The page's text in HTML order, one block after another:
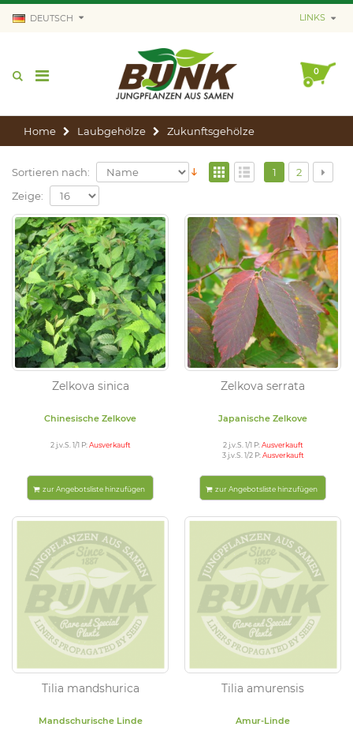
DEUTSCH LINKS
0
Home Laubgehölze Zukunftsgehölze
Sortieren nach: 1
2
Zeige:
Zelkova sinica
Chinesische Zelkove
2 j.v.S. 1/1 P: Ausverkauft
zur Angebotsliste hinzufügen
Zelkova serrata
Japanische Zelkove
2 j.v.S. 1/1 P: Ausverkauft
3 j.v.S. 1/2 P: Ausverkauft
zur Angebotsliste hinzufügen
Tilia mandshurica
Mandschurische Linde
Tilia amurensis
Amur-Linde